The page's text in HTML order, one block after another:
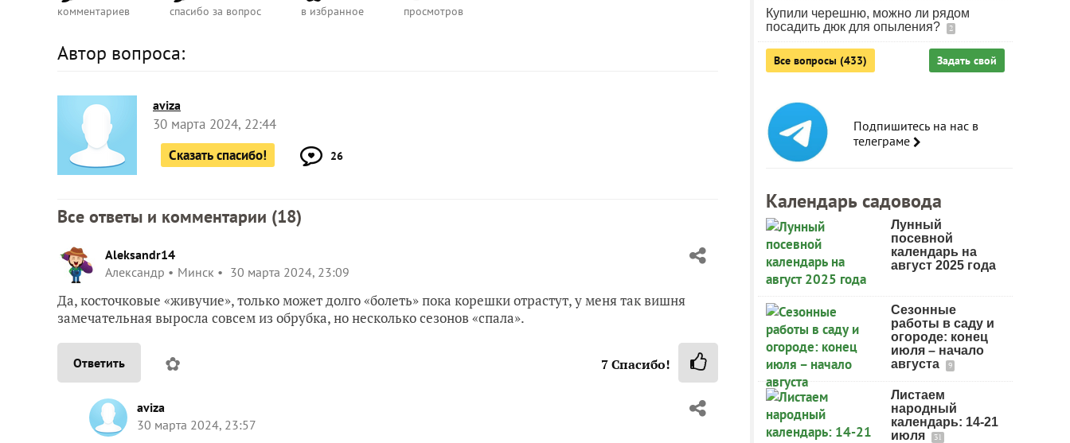
комментариев
спасибо за вопрос
в избранное
просмотров
Автор вопроса:
aviza
30 марта 2024, 22:44
Сказать спасибо!
26
Все ответы и комментарии (18)
Aleksandr14
Александр
Минск 30 марта 2024, 23:09
Да, косточковые «живучие», только может долго «болеть» пока корешки отрастут, у меня так вишня
замечательная выросла совсем из обрубка, но несколько сезонов «спала».
Ответить ✿ 7Спасибо!
aviza
30 марта 2024, 23:57
Купили черешню, можно ли рядом
посадить дюк для опыления?
2
Все вопросы (433) Задать свой
Подпишитесь на нас в
телеграме
Календарь садовода
Лунный
посевной
календарь на
август 2025 года
Сезонные
работы в саду и
огороде: конец
июля – начало
августа
9
Листаем
народный
календарь: 14-21
июля
31